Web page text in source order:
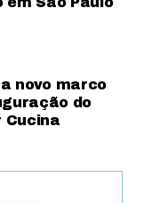
novo marco
do
Cucina